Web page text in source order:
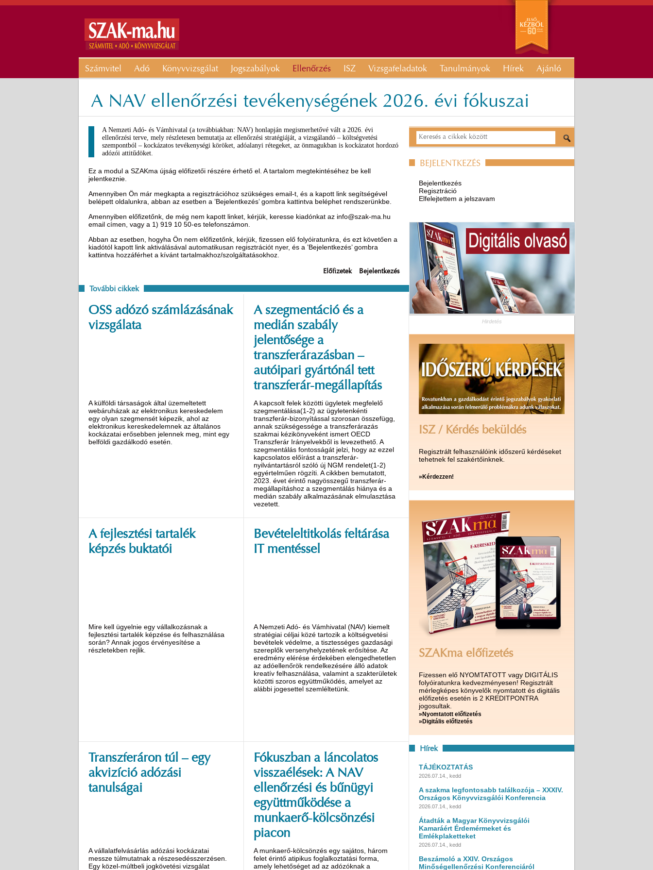
Számvitel Adó Könyvvizsgálat Jogszabályok Ellenőrzés ISZ Vizsgafeladatok Tanulmányok Hírek Ajánló
A NAV ellenőrzési tevékenységének 2026. évi fókuszai
A Nemzeti Adó- és Vámhivatal (a továbbiakban: NAV) honlapján megismerhetővé vált a 2026. évi
ellenőrzési terve, mely részletesen bemutatja az ellenőrzési stratégiáját, a vizsgálandó – költségvetési
szempontból – kockázatos tevékenységi köröket, adóalanyi rétegeket, az önmagukban is kockázatot hordozó
adózói attitűdöket.
Ez a modul a SZAKma újság előfizetői részére érhető el. A tartalom megtekintéséhez be kell
jelentkeznie.
Amennyiben Ön már megkapta a regisztrációhoz szükséges email-t, és a kapott link segítségével
belépett oldalunkra, abban az esetben a ’Bejelentkezés’ gombra kattintva beléphet rendszerünkbe.
Amennyiben előfizetőnk, de még nem kapott linket, kérjük, keresse kiadónkat az info@szak-ma.hu
email címen, vagy a 1) 919 10 50-es telefonszámon.
Abban az esetben, hogyha Ön nem előfizetőnk, kérjük, fizessen elő folyóiratunkra, és ezt követően a
kiadótól kapott link aktiválásával automatikusan regisztrációt nyer, és a ’Bejelentkezés’ gombra
kattintva hozzáférhet a kívánt tartalmakhoz/szolgáltatásokhoz.
Bejelentkezés
Előfizetek
További cikkek
OSS adózó számlázásának
vizsgálata
A külföldi társaságok által üzemeltetett
webáruházak az elektronikus kereskedelem
egy olyan szegmensét képezik, ahol az
elektronikus kereskedelemnek az általános
kockázatai erősebben jelennek meg, mint egy
belföldi gazdálkodó esetén.
A szegmentáció és a
medián szabály
jelentősége a
transzferárazásban –
autóipari gyártónál tett
transzferár-megállapítás
A kapcsolt felek közötti ügyletek megfelelő
szegmentálása(1-2) az ügyletenkénti
transzferár-bizonyítással szorosan összefügg,
annak szükségessége a transzferárazás
szakmai kézikönyveként ismert OECD
Transzferár Irányelvekből is levezethető. A
szegmentálás fontosságát jelzi, hogy az ezzel
kapcsolatos előírást a transzferár-
nyilvántartásról szóló új NGM rendelet(1-2)
egyértelműen rögzíti. A cikkben bemutatott,
2023. évet érintő nagyösszegű transzferár-
megállapításhoz a szegmentálás hiánya és a
medián szabály alkalmazásának elmulasztása
vezetett.
A fejlesztési tartalék
képzés buktatói
Mire kell ügyelnie egy vállalkozásnak a
fejlesztési tartalék képzése és felhasználása
során? Annak jogos érvényesítése a
részletekben rejlik.
Bevételeltitkolás feltárása
IT mentéssel
A Nemzeti Adó- és Vámhivatal (NAV) kiemelt
stratégiai céljai közé tartozik a költségvetési
bevételek védelme, a tisztességes gazdasági
szereplők versenyhelyzetének erősítése. Az
eredmény elérése érdekében elengedhetetlen
az adóellenőrök rendelkezésére álló adatok
kreatív felhasználása, valamint a szakterületek
közötti szoros együttműködés, amelyet az
alábbi jogesettel szemléltetünk.
Transzferáron túl – egy
akvizíció adózási
tanulságai
A vállalatfelvásárlás adózási kockázatai
messze túlmutatnak a részesedésszerzésen.
Egy közel-múltbeli jogkövetési vizsgálat
Fókuszban a láncolatos
visszaélések: A NAV
ellenőrzési és bűnügyi
együttműködése a
munkaerő-kölcsönzési
piacon
A munkaerő-kölcsönzés egy sajátos, három
felet érintő atipikus foglalkoztatási forma,
amely lehetőséget ad az adózóknak a
BEJELENTKEZÉS
Bejelentkezés
Regisztráció
Elfelejtettem a jelszavam
Hirdetés
ISZ / Kérdés beküldés
Regisztrált felhasználóink időszerű kérdéseket
tehetnek fel szakértőinknek.
»Kérdezzen!
SZAKma előfizetés
Fizessen elő NYOMTATOTT vagy DIGITÁLIS
folyóiratunkra kedvezményesen! Regisztrált
mérlegképes könyvelők nyomtatott és digitális
előfizetés esetén is 2 KREDITPONTRA
jogosultak.
»Nyomtatott előfizetés
»Digitális előfizetés
Hírek
TÁJÉKOZTATÁS
2026.07.14., kedd
A szakma legfontosabb találkozója – XXXIV.
Országos Könyvvizsgálói Konferencia
2026.07.14., kedd
Átadták a Magyar Könyvvizsgálói
Kamaráért Érdemérmeket és
Emlékplaketteket
2026.07.14., kedd
Beszámoló a XXIV. Országos
Minőségellenőrzési Konferenciáról